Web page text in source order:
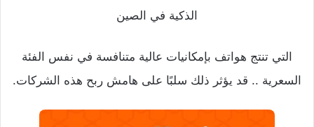
الذكية في الصين
التي تنتج هواتف بإمكانيات عالية متنافسة في نفس الفئة
السعرية .. قد يؤثر ذلك سلبًا على هامش ربح هذه الشركات.